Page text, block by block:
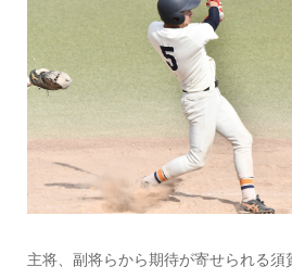
主将、副将らから期待が寄せられる須